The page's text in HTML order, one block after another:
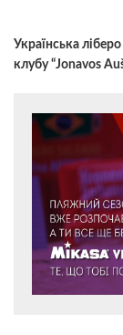
Українська
клубу “Jonavos